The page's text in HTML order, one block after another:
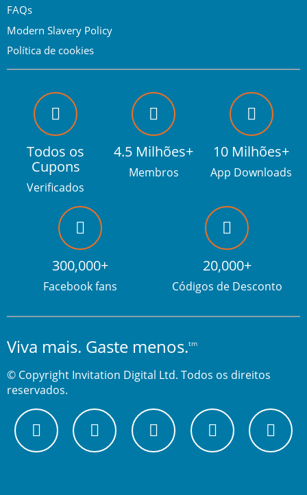
FAQs
Modern Slavery Policy
Política de cookies
Todos os
Cupons
Verificados
4.5 Milhões+
Membros
10 Milhões+
App Downloads
300,000+
Facebook fans
20,000+
Códigos de Desconto
Viva mais. Gaste menos.tm
© Copyright Invitation Digital Ltd. Todos os direitos
reservados.